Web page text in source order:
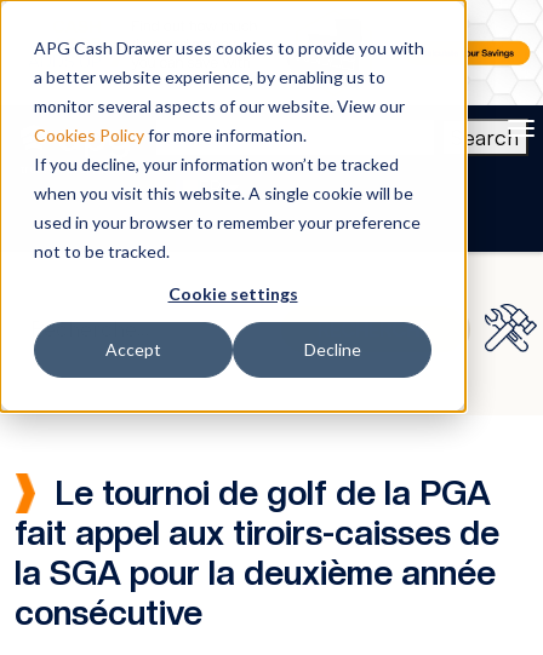
APG Cash Drawer uses cookies to provide you with
a better website experience, by enabling us to
monitor several aspects of our website. View our
Cookies Policyfor more information.
If you decline, your information won’t be tracked
when you visit this website. A single cookie will be
used in your browser to remember your preference
not to be tracked.
Cookie settings
Accept Decline
Search
FR
Le tournoi de golf de la PGA
fait appel aux tiroirs-caisses de
la SGA pour la deuxième année
consécutive